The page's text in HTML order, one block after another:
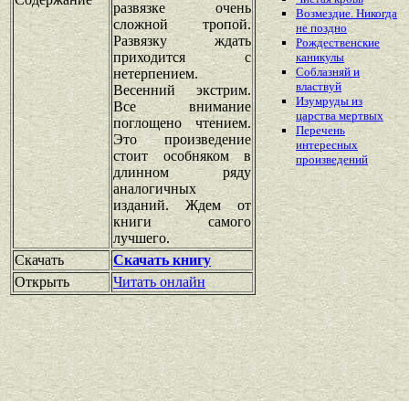
развязке очень
сложной тропой.
Развязку ждать
приходится с
нетерпением.
Весенний экстрим.
Все внимание
поглощено чтением.
Это произведение
стоит особняком в
длинном ряду
аналогичных
изданий. Ждем от
книги самого
лучшего.
Скачать
Скачать книгу
Открыть
Читать онлайн
Возмездие. Никогда
не поздно
Рождественские
каникулы
Соблазняй и
властвуй
Изумруды из
царства мертвых
Перечень
интересных
произведений